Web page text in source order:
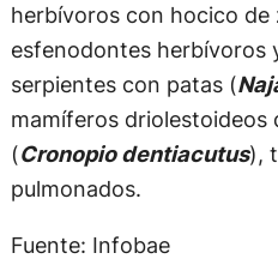
herbívoros con hocico de
esfenodontes herbívoros
serpientes con patas (
mamíferos driolestoideos
(Cronopio dentiacutus),
pulmonados.
Fuente: Infobae